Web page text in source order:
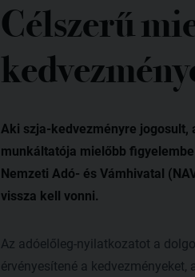
Célszerű
Aki szja-kedvezményre
munkáltatója mielőbb
Nemzeti Adó- és Vámhivatal
vissza kell vonni.
Az adóelőleg-nyilatkozatot a
érvényesítené a